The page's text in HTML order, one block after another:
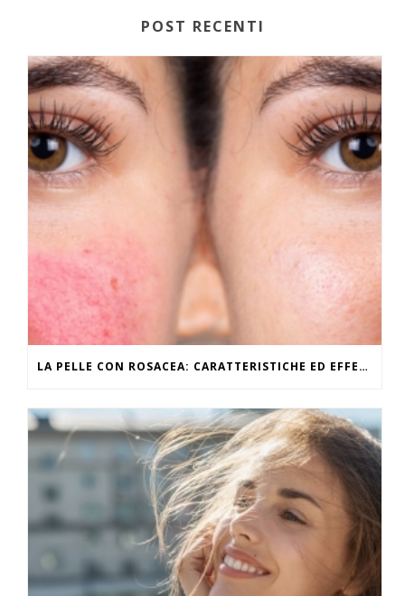
POST RECENTI
LA PELLE CON ROSACEA: CARATTERISTICHE ED EFFETTI DEL CALDO